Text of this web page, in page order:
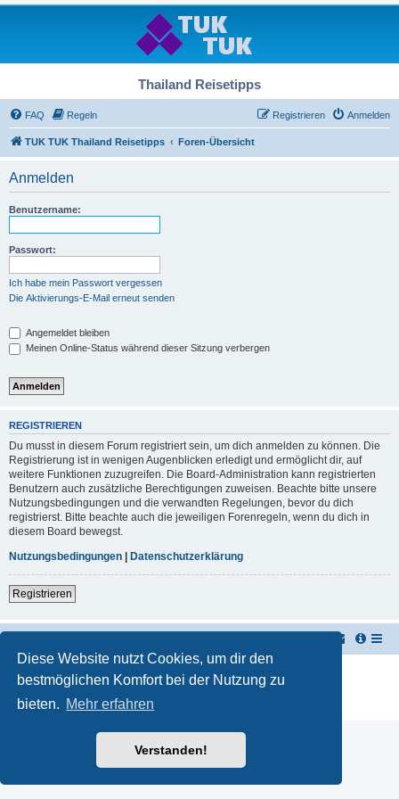
Diese Website nutzt Cookies, um dir den
bestmöglichen Komfort bei der Nutzung zu
bieten. Mehr erfahren
Verstanden!
Thailand Reisetipps
FAQ Regeln Anmelden
Registrieren
TUK TUK Thailand Reisetipps Foren-Übersicht
Anmelden
Benutzername:
Passwort:
Ich habe mein Passwort vergessen
Die Aktivierungs-E-Mail erneut senden
Angemeldet bleiben
Meinen Online-Status während dieser Sitzung verbergen
REGISTRIEREN
Du musst in diesem Forum registriert sein, um dich anmelden zu können. Die
Registrierung ist in wenigen Augenblicken erledigt und ermöglicht dir, auf
weitere Funktionen zuzugreifen. Die Board-Administration kann registrierten
Benutzern auch zusätzliche Berechtigungen zuweisen. Beachte bitte unsere
Nutzungsbedingungen und die verwandten Regelungen, bevor du dich
registrierst. Bitte beachte auch die jeweiligen Forenregeln, wenn du dich in
diesem Board bewegst.
Nutzungsbedingungen
Datenschutzerklärung
Registrieren
Deutsche Übersetzung durchphpBB.de
Datenschutz